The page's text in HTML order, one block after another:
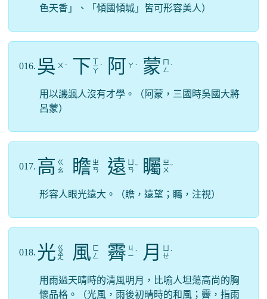
色天香」、「傾國傾城」皆可形容美人）
016. 吳 ㄨ ˊ 下 ㄧ
ㄚ
ˋ 阿 ㄚ ˋ 蒙 ㄥ
ˊ
用以譏諷人沒有才學。（阿蒙，三國時吳國大將
呂蒙）
017. 高 ㄍ
ㄠ
瞻 ㄓ
ㄢ
遠 ㄢ ˇ 矚 ㄓ
ㄨ ˇ
形容人眼光遠大。（瞻，遠望；矚，注視）
018. 光 ㄍ
ㄨ
ㄤ 風 ㄈ
ㄥ
霽 ㄐ
ㄧ ˋ 月
ㄝˋ
用雨過天晴時的清風明月，比喻人坦蕩高尚的胸
懷品格。（光風，雨後初晴時的和風；霽，指雨